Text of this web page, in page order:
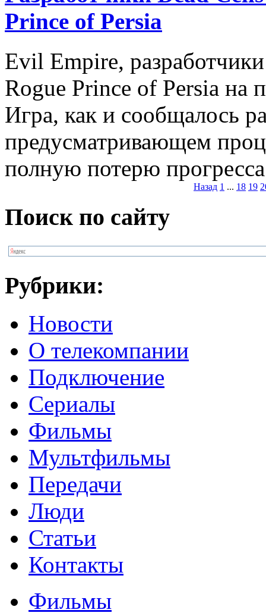
Prince of Persia
Evil Empire,
Rogue Prince of Persia на
Игра, как и сообщалось
предусматривающем
полную потерю
Назад 1 ... 18 19
Поиск по сайту
Рубрики:
Новости
О телекомпании
Подключение
Сериалы
Фильмы
Мультфильмы
Передачи
Люди
Статьи
Контакты
Фильмы